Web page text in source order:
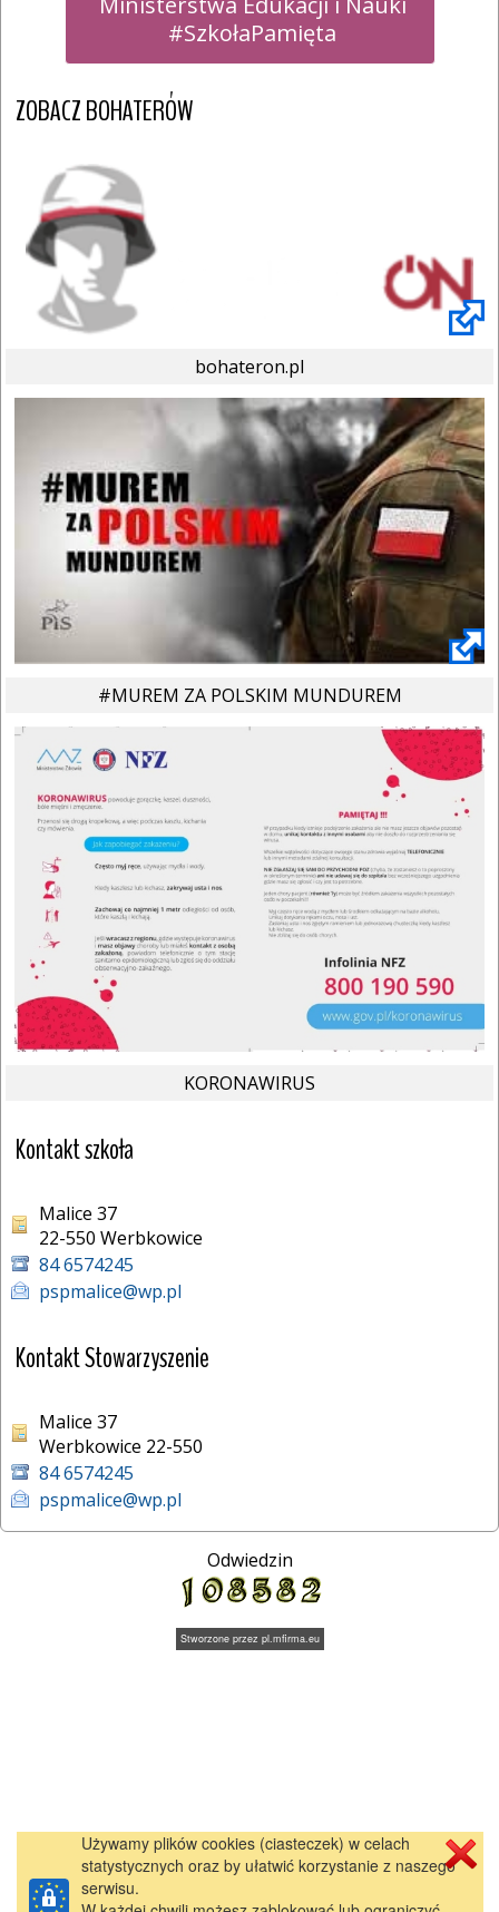
#SzkołaPamięta
ZOBACZ BOHATERÓW
bohateron.pl
#MUREM ZA POLSKIM MUNDUREM
KORONAWIRUS
Kontakt szkoła
Malice 37
22-550 Werbkowice
84 6574245
pspmalice@wp.pl
Kontakt Stowarzyszenie
Malice 37
Werbkowice 22-550
84 6574245
pspmalice@wp.pl
Odwiedzin
Stworzone przez pl.mfirma.eu
Używamy plików cookies (ciasteczek) w celach
statystycznych oraz by ułatwić korzystanie z naszego
serwisu.